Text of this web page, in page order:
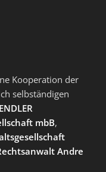
Kooperation der
selbständigen
mbB,
Andre